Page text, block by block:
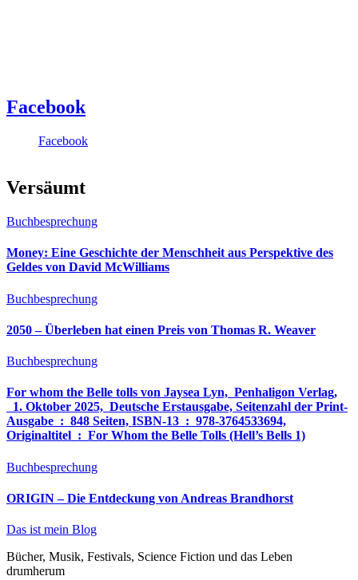
Facebook
Facebook
Versäumt
Buchbesprechung
Money: Eine Geschichte der Menschheit aus Perspektive des
Geldes von David McWilliams
Buchbesprechung
2050 – Überleben hat einen Preis von Thomas R. Weaver
Buchbesprechung
For whom the Belle tolls von Jaysea Lyn, ‎ Penhaligon Verlag,
‎ 1. Oktober 2025, ‎ Deutsche Erstausgabe, Seitenzahl der Print-
Ausgabe ‏ : ‎ 848 Seiten, ISBN-13 ‏ : ‎ 978-3764533694,
Originaltitel ‏ : ‎ For Whom the Belle Tolls (Hell’s Bells 1)
Buchbesprechung
ORIGIN – Die Entdeckung von Andreas Brandhorst
Das ist mein Blog
Bücher, Musik, Festivals, Science Fiction und das Leben
drumherum